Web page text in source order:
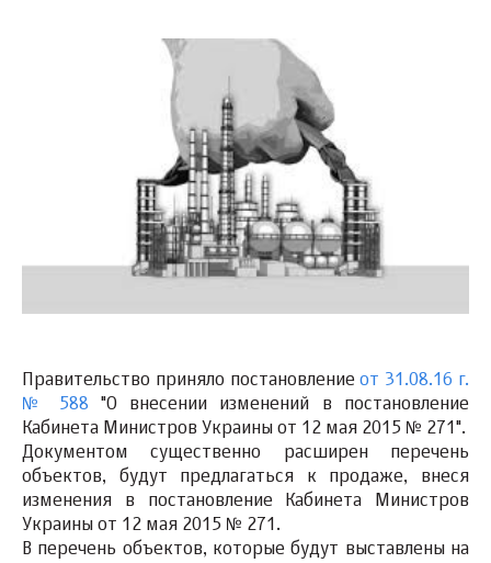
Правительство приняло постановлениеот 31.08.16 г.
№ 588 "О внесении изменений в постановление
Кабинета Министров Украины от 12 мая 2015 № 271".
Документом существенно расширен перечень
объектов, будут предлагаться к продаже, внеся
изменения в постановление Кабинета Министров
Украины от 12 мая 2015 № 271.
В перечень объектов, которые будут выставлены на